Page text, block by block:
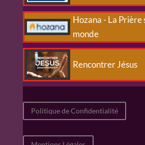
Hozana - La Prière
monde
Rencontrer Jésus
Politique de Confidentialité